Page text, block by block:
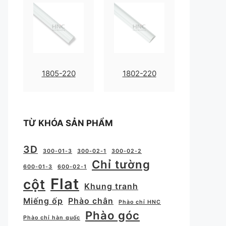
1805-220 1802-220
TỪ KHÓA SẢN PHẨM
3D 300-01-3 300-02-1 300-02-2
600-01-3 600-02-1 Chỉ tường
cột Flat
Khung tranh
Miếng ốp
Phào chân Phào chỉ HNC
Phào chỉ hàn quốc
Phào góc